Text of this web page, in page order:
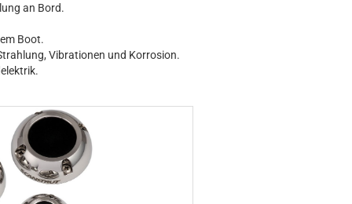
an Bord.
Boot.
Vibrationen und Korrosion.